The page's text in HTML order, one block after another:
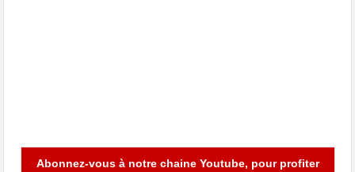
Abonnez-vous à notre chaine Youtube, pour profiter